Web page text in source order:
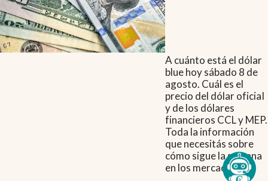
A cuánto está el dólar
blue hoy sábado 8 de
agosto. Cuál es el
precio del dólar oficial
y de los dólares
financieros CCL y MEP.
Toda la información
que necesitás sobre
cómo sigue la semana
en los mercados.